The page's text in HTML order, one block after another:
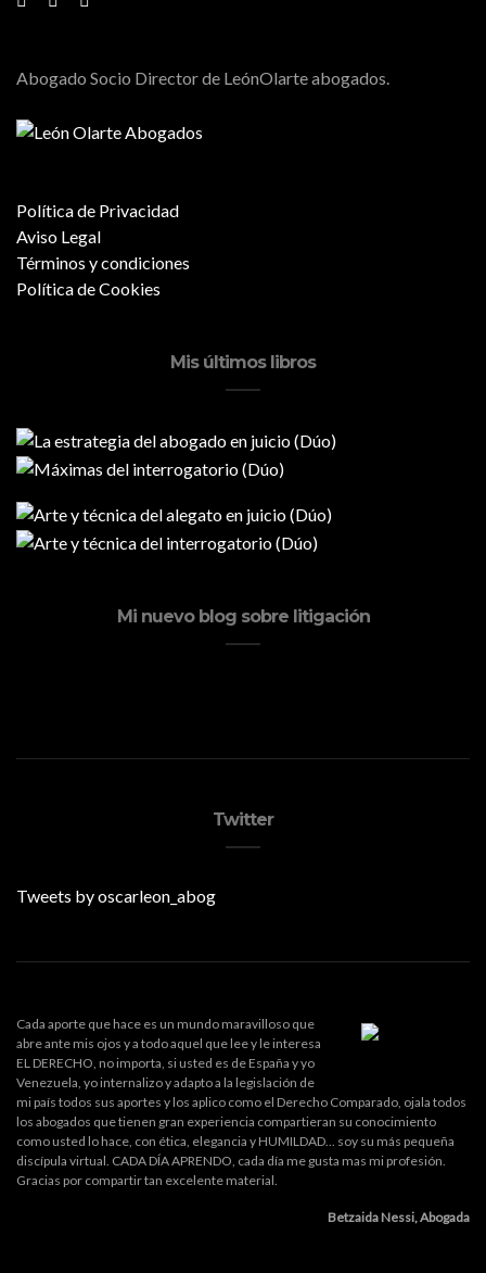
Abogado Socio Director de LeónOlarte abogados.
Política de Privacidad
Aviso Legal
Términos y condiciones
Política de Cookies
Mis últimos libros
Mi nuevo blog sobre litigación
Twitter
Tweets by oscarleon_abog
Cada aporte que hace es un mundo maravilloso que
abre ante mis ojos y a todo aquel que lee y le interesa
EL DERECHO, no importa, si usted es de España y yo
Venezuela, yo internalizo y adapto a la legislación de
mi país todos sus aportes y los aplico como el Derecho Comparado, ojala todos
los abogados que tienen gran experiencia compartieran su conocimiento
como usted lo hace, con ética, elegancia y HUMILDAD... soy su más pequeña
discípula virtual. CADA DÍA APRENDO, cada día me gusta mas mi profesión.
Gracias por compartir tan excelente material.
Betzaida Nessi, Abogada